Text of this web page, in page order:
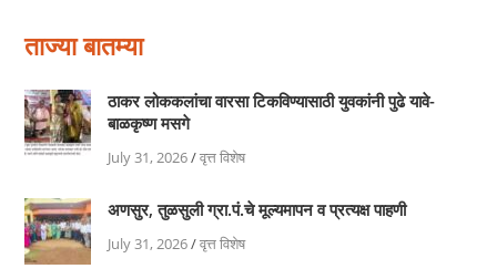
ताज्या बातम्या
ठाकर लोककलांचा वारसा टिकविण्यासाठी युवकांनी पुढे यावे-
बाळकृष्ण मसगे
July 31, 2026/वृत्त विशेष
अणसुर, तुळसुली ग्रा.पं.चे मूल्यमापन व प्रत्यक्ष पाहणी
July 31, 2026/वृत्त विशेष